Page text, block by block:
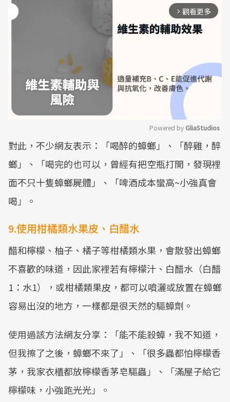
arrow_forward_ios 觀看更多
Mute
Powered by GliaStudios
對此，不少網友表示：「喝醉的蟑螂」、「醉雞，醉
螂」、「喝完的也可以，曾經有把空瓶打開，發現裡
面不只十隻蟑螂屍體」、「啤酒成本蠻高~小強真會
喝」。
9.使用柑橘類水果皮、白醋水
醋和檸檬、柚子、橘子等柑橘類水果，會散發出蟑螂
不喜歡的味道，因此家裡若有檸檬汁、白醋水（白醋
1：水1），或柑橘類果皮，都可以噴灑或放置在蟑螂
容易出沒的地方，一樣都是很天然的驅蟑劑。
使用過該方法網友分享：「能不能殺蟑，我不知道，
但我擦了之後，蟑螂不來了」、「很多蟲都怕檸檬香
茅，我家衣櫃都放檸檬香茅皂驅蟲」、「滿屋子給它
檸檬味，小強跑光光」。